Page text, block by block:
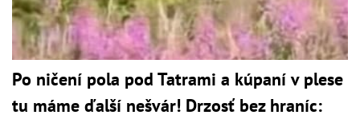
Po ničení pola pod Tatrami a kúpaní v plese
tu máme ďalší nešvár! Drzosť bez hraníc: